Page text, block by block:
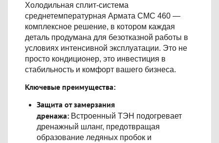
Холодильная сплит-система
среднетемпературная Армата СМС 460 —
комплексное решение, в котором каждая
деталь продумана для безотказной работы в
условиях интенсивной эксплуатации. Это не
просто кондиционер, это инвестиция в
стабильность и комфорт вашего бизнеса.
Ключевые преимущества:
Защита от замерзания
дренажа: Встроенный ТЭН подогревает
дренажный шланг, предотвращая
образование ледяных пробок и